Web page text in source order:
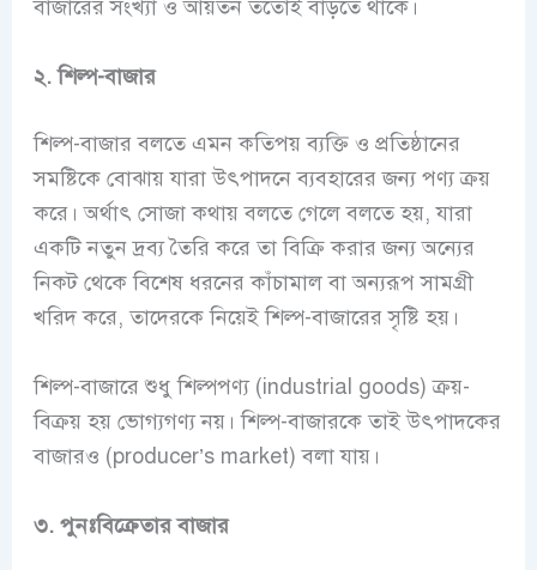
বাজারের সংখ্যা ও আয়তন ততোই বাড়তে থাকে।
২. শিল্প-বাজার
শিল্প-বাজার বলতে এমন কতিপয় ব্যক্তি ও প্রতিষ্ঠানের
সমষ্টিকে বোঝায় যারা উৎপাদনে ব্যবহারের জন্য পণ্য ক্রয়
করে। অর্থাৎ সোজা কথায় বলতে গেলে বলতে হয়, যারা
একটি নতুন দ্রব্য তৈরি করে তা বিক্রি করার জন্য অন্যের
নিকট থেকে বিশেষ ধরনের কাঁচামাল বা অন্যরূপ সামগ্রী
খরিদ করে, তাদেরকে নিয়েই শিল্প-বাজারের সৃষ্টি হয়।
শিল্প-বাজারে শুধু শিল্পপণ্য (industrial goods) ক্রয়-
বিক্রয় হয় ভোগ্যগণ্য নয়। শিল্প-বাজারকে তাই উৎপাদকের
বাজারও (producer’s market) বলা যায়।
৩. পুনঃবিক্রেতার বাজার